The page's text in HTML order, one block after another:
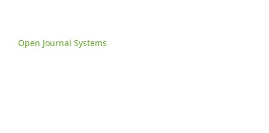
Open Journal Systems